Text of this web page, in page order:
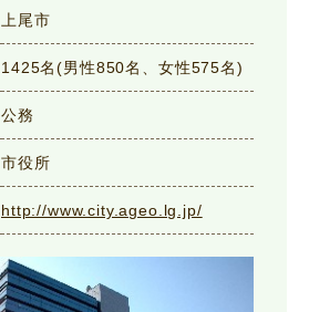
上尾市
1425名(男性850名、女性575名)
公務
市役所
http://www.city.ageo.lg.jp/